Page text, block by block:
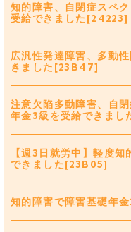
知的障害、自閉症スペ
受給できました[24223]
広汎性発達障害、多動
きました[23B47]
注意欠陥多動障害、自
年金3級を受給できまし
【週3日就労中】軽度
できました[23B05]
知的障害で障害基礎年